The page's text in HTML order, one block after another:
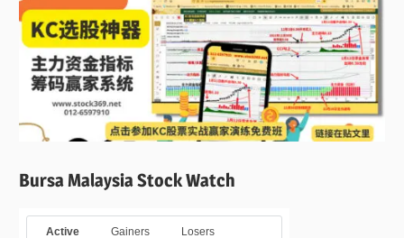
Bursa Malaysia Stock Watch